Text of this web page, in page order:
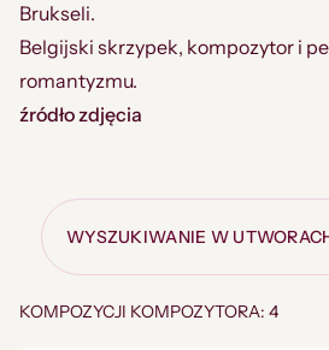
Brukseli.
Belgijski skrzypek, kompozytor i
romantyzmu.
źródło zdjęcia
WYSZUKIWANIE W
KOMPOZYCJI KOMPOZYTORA: 4